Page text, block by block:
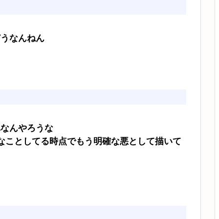
なんねん
んやろうな
ことしてる時点でもう明確な悪として描いて